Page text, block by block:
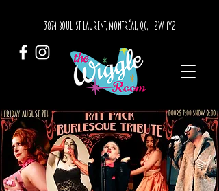
3874 BOUL. ST-LAURENT, MONTRÉAL, QC, H2W 1Y2